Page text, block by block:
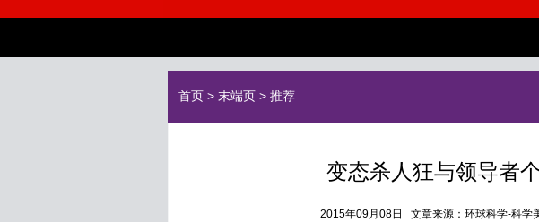
首页 > 末端页 > 推荐
变态杀人狂与领导者
2015年09月08日 文章来源：环球科学-科学